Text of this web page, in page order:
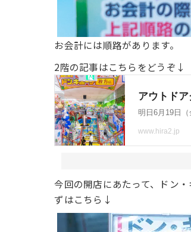
お会計には順路があります。
2階の記事はこちらをどうぞ↓
今回の開店にあたって、ドン
ずはこちら↓